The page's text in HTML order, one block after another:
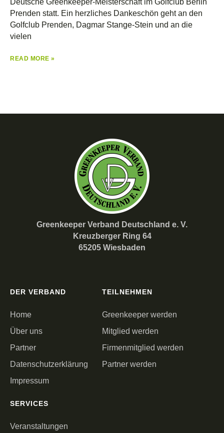
Prenden statt. Ein herzliches Dankeschön geht an den
Golfclub Prenden, Dagmar Stange-Stein und an die
vielen
READ MORE »
Greenkeeper Verband Deutschland e. V.
Kreuzberger Ring 64
65205 Wiesbaden
DER VERBAND
Home
Über uns
Partner
Datenschutzerklärung
Impressum
TEILNEHMEN
Greenkeeper werden
Mitglied werden
Firmenmitglied werden
Partner werden
SERVICES
Veranstaltungen